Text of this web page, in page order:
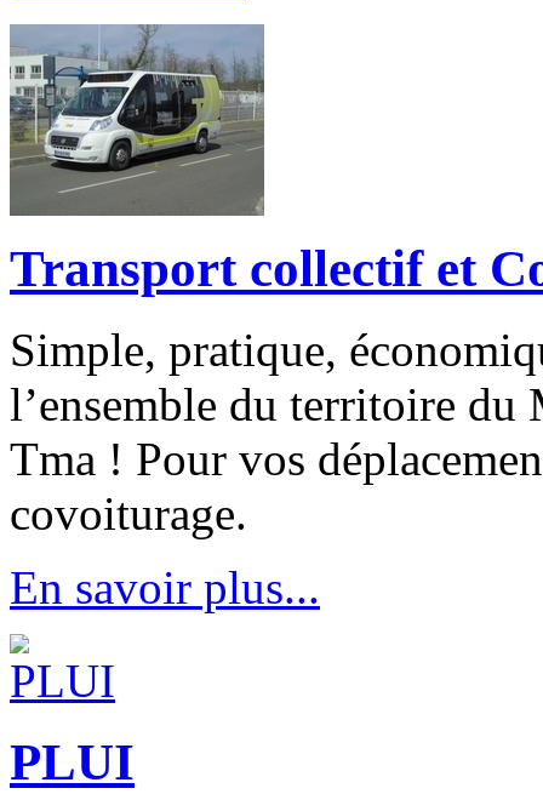
Transport collectif et
Simple, pratique,
l’ensemble du territoire du
Tma ! Pour vos
covoiturage.
En savoir plus...
PLUI